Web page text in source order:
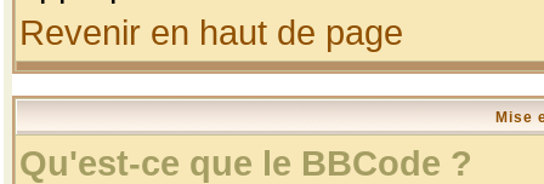
Revenir en haut de page
Mise
Qu'est-ce que le BBCode ?